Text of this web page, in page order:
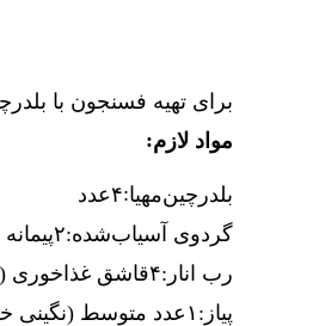
برای تهیه فسنجون با
مواد لازم:
بلدرچینمهیا:۴عدد
گردوی آسیاب‌شده:۲پیمانه
رب انار:۴قاشق غذاخوری
پیاز: ۱عدد متوسط (نگینی